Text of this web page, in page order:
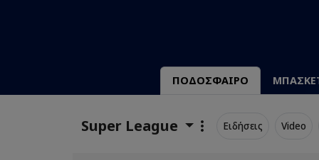
ΠΟΔΟΣΦΑΙΡΟ
Super League Ειδήσεις Video